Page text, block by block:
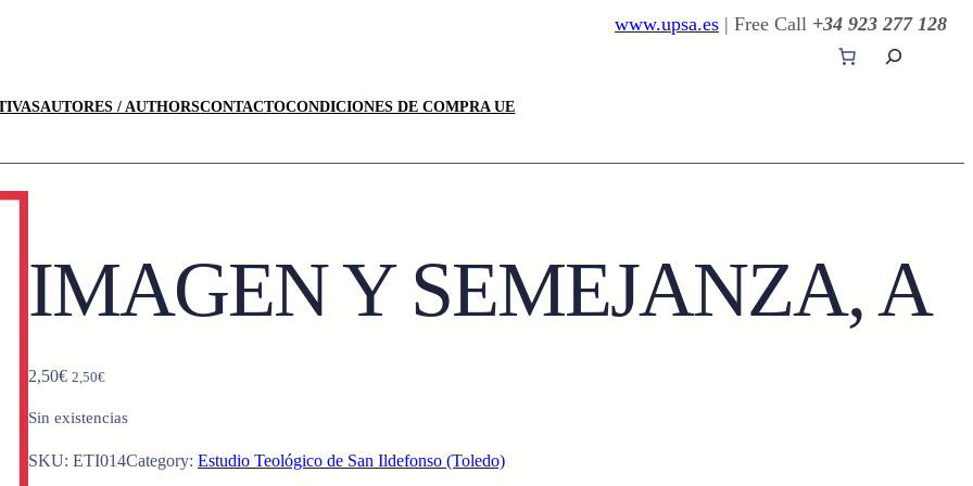
www.upsa.es | Free Call +34 923 277 128
AUTORES / AUTHORSCONTACTOCONDICIONES DE COMPRA UE
IMAGEN Y SEMEJANZA, A
2,50€ 2,50€
Sin existencias
SKU: ETI014Category: Estudio Teológico de San Ildefonso (Toledo)